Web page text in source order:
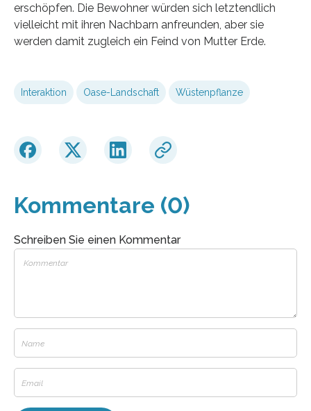
erschöpfen. Die Bewohner würden sich letztendlich
vielleicht mit ihren Nachbarn anfreunden, aber sie
werden damit zugleich ein Feind von Mutter Erde.
Interaktion Oase-Landschaft Wüstenpflanze
Kommentare (0)
Schreiben Sie einen Kommentar